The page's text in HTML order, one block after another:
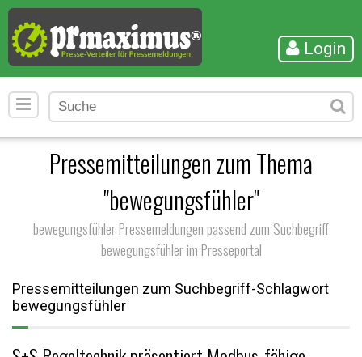
Login
Pressemitteilungen zum Thema
"bewegungsfühler"
bewegungsfühler Pressemeldungen passend zum Suchbegriff
bewegungsfühler im Presseportal
Pressemitteilungen zum Suchbegriff-Schlagwort
bewegungsfühler